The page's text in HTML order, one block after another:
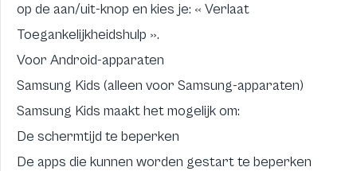
op de aan/uit-knop en kies je: « Verlaat
Toegankelijkheidshulp ».
Voor Android-apparaten
Samsung Kids (alleen voor Samsung-apparaten)
Samsung Kids maakt het mogelijk om:
De schermtijd te beperken
De apps die kunnen worden gestart te beperken